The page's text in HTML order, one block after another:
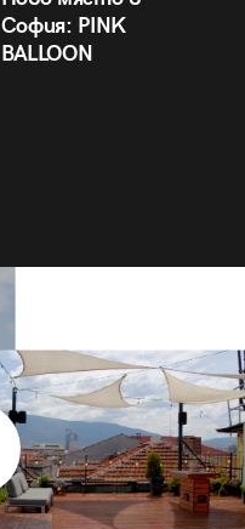
София: PINK
BALLOON